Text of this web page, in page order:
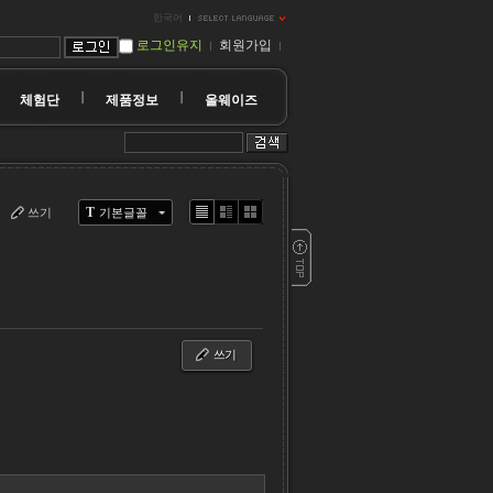
한국어
로그인유지 회원가입
체험단 제품정보 올웨이즈
T 기본글꼴
쓰기
Li
Zi
G
쓰기